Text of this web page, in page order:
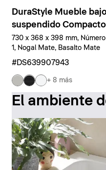
DuraStyle Mueble
suspendido Compacto
730 x 368 x 398 mm,
1, Nogal Mate, Basalto Mate
#DS639907943
+ 8 más
El ambiente